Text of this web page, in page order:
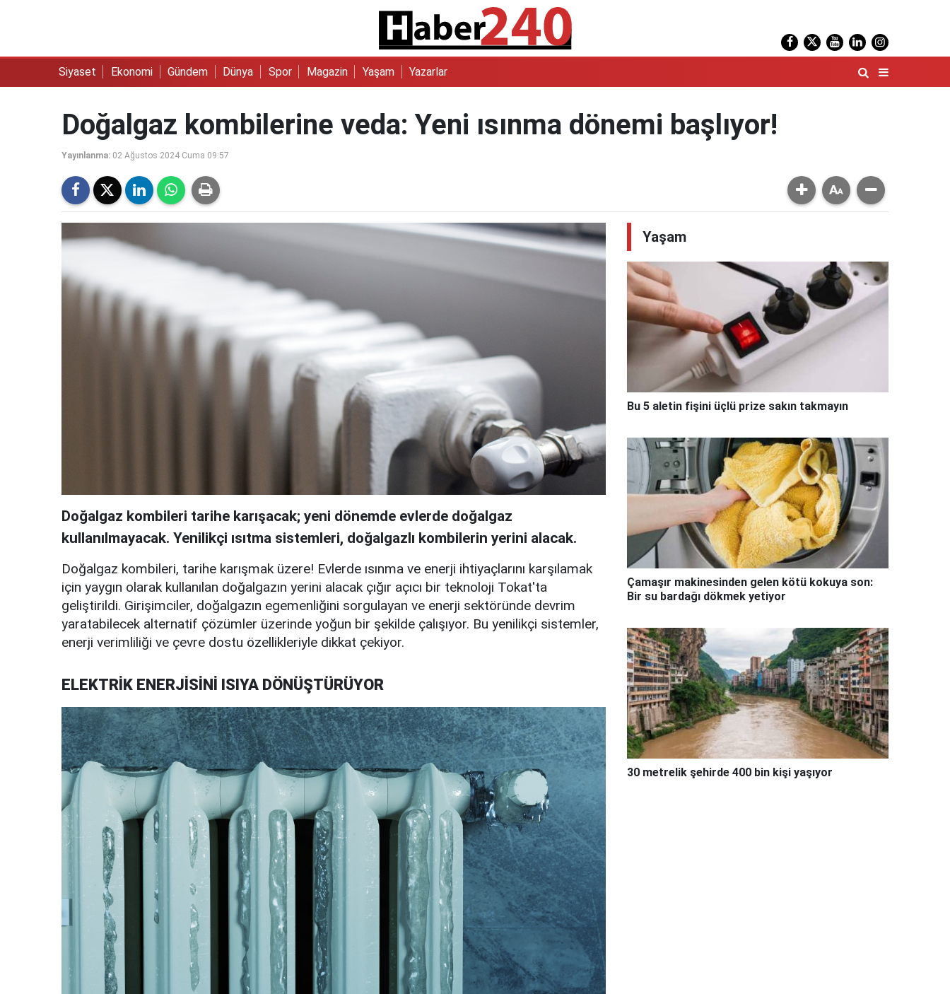
Siyaset Ekonomi Gündem Dünya Spor Magazin Yaşam Yazarlar
Doğalgaz kombilerine veda: Yeni ısınma dönemi başlıyor!
Yayınlanma: 02 Ağustos 2024 Cuma 09:57
Doğalgaz kombileri tarihe karışacak; yeni dönemde evlerde doğalgaz
kullanılmayacak. Yenilikçi ısıtma sistemleri, doğalgazlı kombilerin yerini alacak.
Doğalgaz kombileri, tarihe karışmak üzere! Evlerde ısınma ve enerji ihtiyaçlarını karşılamak
için yaygın olarak kullanılan doğalgazın yerini alacak çığır açıcı bir teknoloji Tokat'ta
geliştirildi. Girişimciler, doğalgazın egemenliğini sorgulayan ve enerji sektöründe devrim
yaratabilecek alternatif çözümler üzerinde yoğun bir şekilde çalışıyor. Bu yenilikçi sistemler,
enerji verimliliği ve çevre dostu özellikleriyle dikkat çekiyor.
ELEKTRİK ENERJİSİNİ ISIYA DÖNÜŞTÜRÜYOR
Yaşam
Bu 5 aletin fişini üçlü prize sakın takmayın
Çamaşır makinesinden gelen kötü kokuya son:
Bir su bardağı dökmek yetiyor
30 metrelik şehirde 400 bin kişi yaşıyor